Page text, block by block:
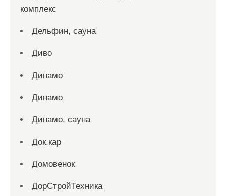
комплекс
Дельфин, сауна
Диво
Динамо
Динамо
Динамо, сауна
Док.кар
Домовенок
ДорСтройТехника